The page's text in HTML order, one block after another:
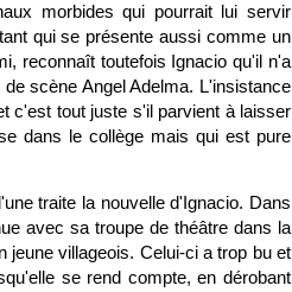
morbides qui pourrait lui servir
qui se présente aussi comme un
reconnaît toutefois Ignacio qu'il n'a
scène Angel Adelma. L'insistance
c'est tout juste s'il parvient à laisser
dans le collège mais qui est pure
traite la nouvelle d'Ignacio. Dans
avec sa troupe de théâtre dans la
jeune villageois. Celui-ci a trop bu et
se rend compte, en dérobant